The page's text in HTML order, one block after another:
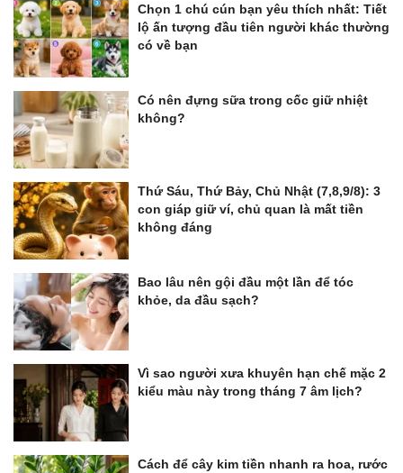
Chọn 1 chú cún bạn yêu thích nhất: Tiết
lộ ấn tượng đầu tiên người khác thường
có về bạn
Có nên đựng sữa trong cốc giữ nhiệt
không?
Thứ Sáu, Thứ Bảy, Chủ Nhật (7,8,9/8): 3
con giáp giữ ví, chủ quan là mất tiền
không đáng
Bao lâu nên gội đầu một lần để tóc
khỏe, da đầu sạch?
Vì sao người xưa khuyên hạn chế mặc 2
kiểu màu này trong tháng 7 âm lịch?
Cách để cây kim tiền nhanh ra hoa, rước